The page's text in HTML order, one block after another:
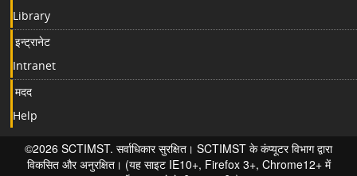
Library
इन्ट्रानेट
Intranet
मदद
Help
©2026 SCTIMST. सर्वाधिकार सुरक्षित। SCTIMST के कंप्यूटर विभाग द्वारा
विकसित और अनुरक्षित। (यह साइट IE10+, Firefox 3+, Chrome12+ में